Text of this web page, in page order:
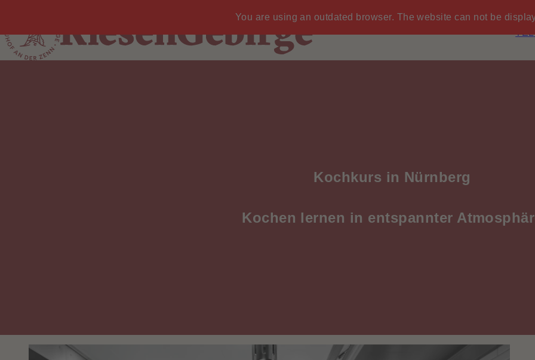
TEL
Kochkurs in Nürnberg
Kochen lernen in entspannter
You are using an outdated browser. The website can not be